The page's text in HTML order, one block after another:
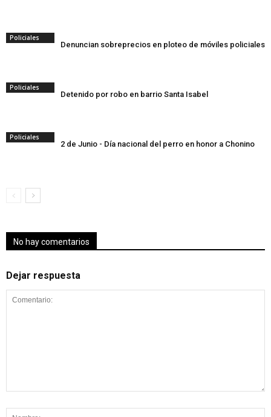
Policiales
Denuncian sobreprecios en ploteo de móviles policiales
Policiales
Detenido por robo en barrio Santa Isabel
Policiales
2 de Junio - Día nacional del perro en honor a Chonino
No hay comentarios
Dejar respuesta